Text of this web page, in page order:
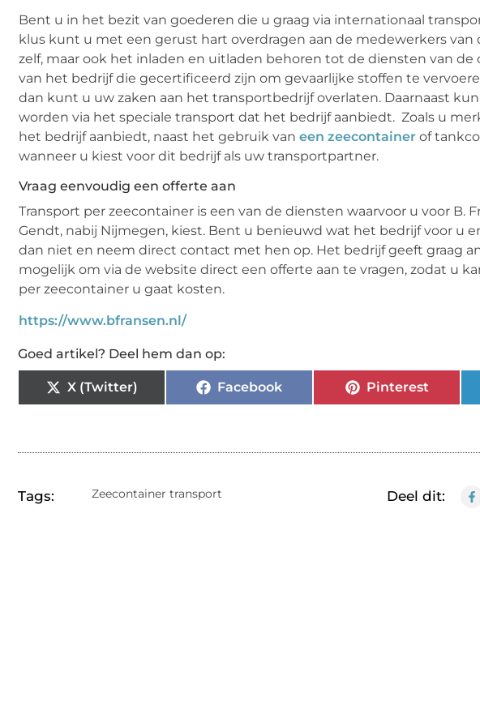
Bent u in het bezit van goederen die u graag via internationaal
klus kunt u met een gerust hart overdragen aan de medewerkers
zelf, maar ook het inladen en uitladen behoren tot de diensten van de
van het bedrijf die gecertificeerd zijn om gevaarlijke stoffen te
dan kunt u uw zaken aan het transportbedrijf overlaten. Daarnaast
worden via het speciale transport dat het bedrijf aanbiedt. Zoals u
het bedrijf aanbiedt, naast het gebruik van een zeecontainer of
wanneer u kiest voor dit bedrijf als uw transportpartner.
Vraag eenvoudig een offerte aan
Transport per zeecontainer is een van de diensten waarvoor u voor B.
Gendt, nabij Nijmegen, kiest. Bent u benieuwd wat het bedrijf voor u
dan niet en neem direct contact met hen op. Het bedrijf geeft graag
mogelijk om via de website direct een offerte aan te vragen, zodat u
per zeecontainer u gaat kosten.
https://www.bfransen.nl/
Goed artikel? Deel hem dan op:
X (Twitter) Facebook Pinterest
Tags: Zeecontainer transport Deel dit: